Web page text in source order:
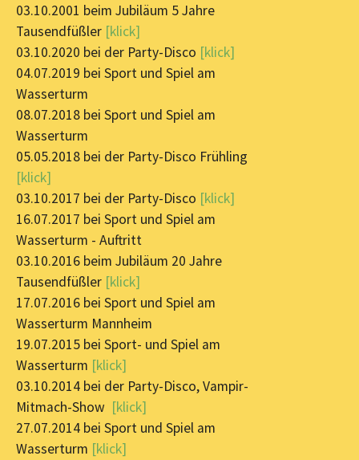
03.10.2001 beim Jubiläum 5 Jahre
Tausendfüßler [klick]
03.10.2020 bei der Party-Disco [klick]
04.07.2019 bei Sport und Spiel am
Wasserturm
08.07.2018 bei Sport und Spiel am
Wasserturm
05.05.2018 bei der Party-Disco Frühling
[klick]
03.10.2017 bei der Party-Disco [klick]
16.07.2017 bei Sport und Spiel am
Wasserturm - Auftritt
03.10.2016 beim Jubiläum 20 Jahre
Tausendfüßler [klick]
17.07.2016 bei Sport und Spiel am
Wasserturm Mannheim
19.07.2015 bei Sport- und Spiel am
Wasserturm [klick]
03.10.2014 bei der Party-Disco, Vampir-
Mitmach-Show [klick]
27.07.2014 bei Sport und Spiel am
Wasserturm [klick]